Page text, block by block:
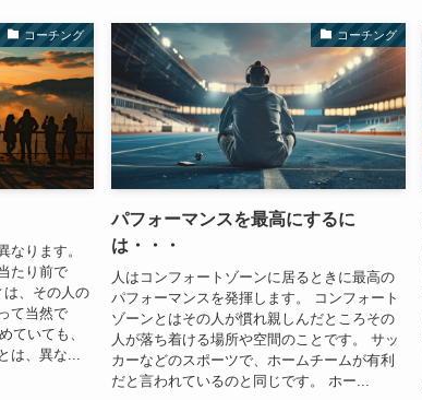
コーチング
なります。
たり前で
、その人の
て当然で
いても、
は、異な...
コーチング
パフォーマンスを最高にするに
は・・・
人はコンフォートゾーンに居るときに最高の
パフォーマンスを発揮します。 コンフォート
ゾーンとはその人が慣れ親しんだところその
人が落ち着ける場所や空間のことです。 サッ
カーなどのスポーツで、ホームチームが有利
だと言われているのと同じです。 ホー...